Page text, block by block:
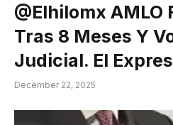
@elhilomx AMLO
Tras 8 Meses Y
Judicial. El
December 22, 2025